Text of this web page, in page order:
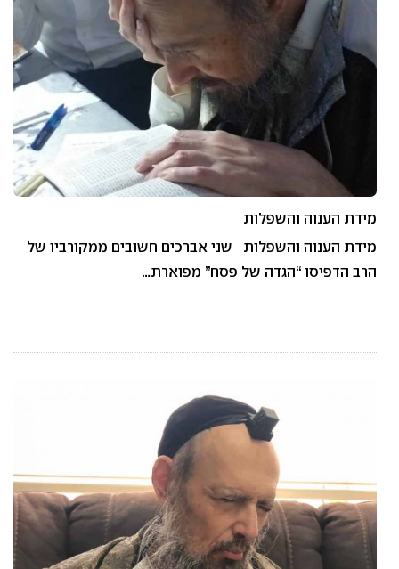
מידת הענוה והשפלות
מידת הענוה והשפלות שני אברכים חשובים ממקורביו של
הרב הדפיסו “הגדה של פסח” מפוארת…